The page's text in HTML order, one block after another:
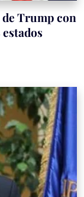
de Trump con